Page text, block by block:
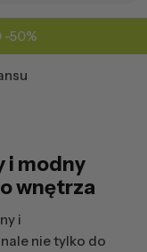
-50%
i modny
wnętrza
i
nie tylko do